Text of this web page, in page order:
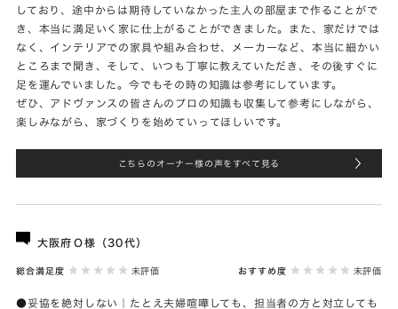
しており、途中からは期待していなかった主人の部屋まで作ることがで
き、本当に満足いく家に仕上がることができました。また、家だけでは
なく、インテリアでの家具や組み合わせ、メーカーなど、本当に細かい
ところまで聞き、そして、いつも丁寧に教えていただき、その後すぐに
足を運んでいました。今でもその時の知識は参考にしています。
ぜひ、アドヴァンスの皆さんのプロの知識も収集して参考にしながら、
楽しみながら、家づくりを始めていってほしいです。
こちらのオーナー様の声をすべて見る
大阪府Ｏ様（30代）
総合満足度 未評価 おすすめ度 未評価
●妥協を絶対しない｜たとえ夫婦喧嘩しても、担当者の方と対立しても